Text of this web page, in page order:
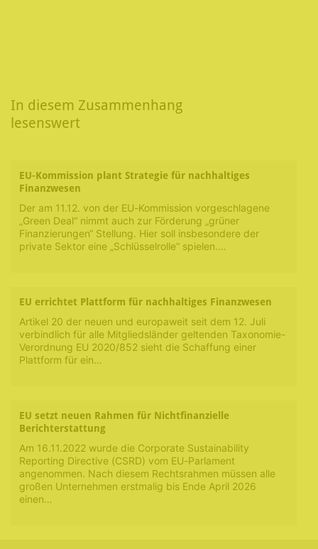
In diesem Zusammenhang
lesenswert
EU-Kommission plant Strategie für nachhaltiges
Finanzwesen
Der am 11.12. von der EU-Kommission vorgeschlagene
„Green Deal“ nimmt auch zur Förderung „grüner
Finanzierungen“ Stellung. Hier soll insbesondere der
private Sektor eine „Schlüsselrolle“ spielen.…
EU errichtet Plattform für nachhaltiges Finanzwesen
Artikel 20 der neuen und europaweit seit dem 12. Juli
verbindlich für alle Mitgliedsländer geltenden Taxonomie-
Verordnung EU 2020/852 sieht die Schaffung einer
Plattform für ein…
EU setzt neuen Rahmen für Nichtfinanzielle
Berichterstattung
Am 16.11.2022 wurde die Corporate Sustainability
Reporting Directive (CSRD) vom EU-Parlament
angenommen. Nach diesem Rechtsrahmen müssen alle
großen Unternehmen erstmalig bis Ende April 2026
einen…